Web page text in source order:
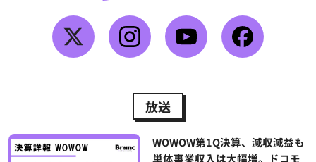
放送
WOWOW第1Q決算、減収減益も
単体事業収入は大幅増。ドコモ